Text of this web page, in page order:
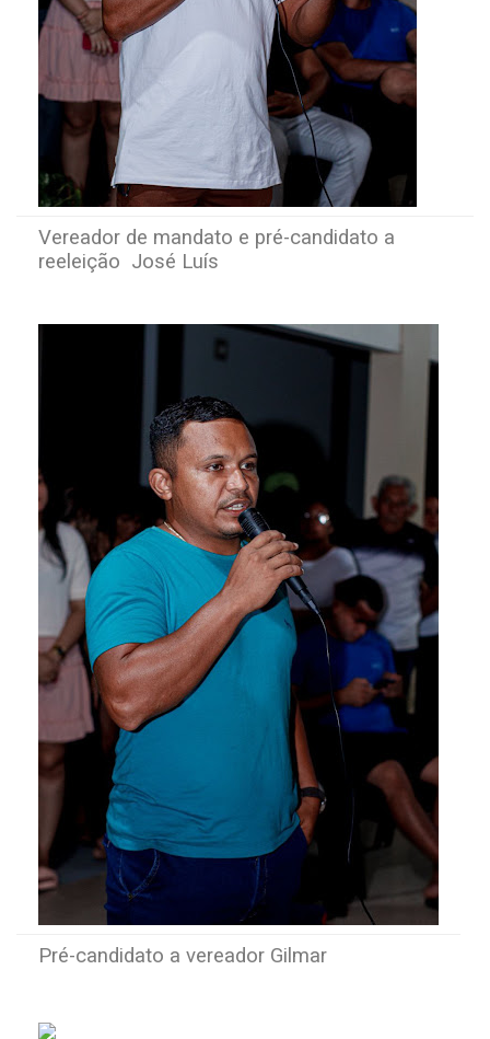
Vereador de mandato e pré-candidato a
reeleição José Luís
Pré-candidato a vereador Gilmar